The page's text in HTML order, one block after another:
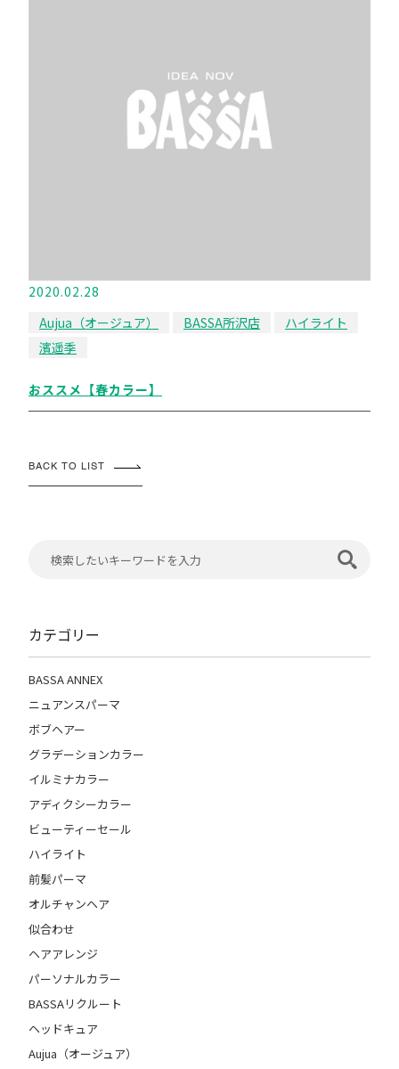
2020.02.28
Aujua（オージュア）
BASSA所沢店
ハイライト
濱遥季
おススメ【春カラー】
BACK TO LIST
カテゴリー
BASSA ANNEX
ニュアンスパーマ
ボブヘアー
グラデーションカラー
イルミナカラー
アディクシーカラー
ビューティーセール
ハイライト
前髪パーマ
オルチャンヘア
似合わせ
ヘアアレンジ
パーソナルカラー
BASSAリクルート
ヘッドキュア
Aujua（オージュア）